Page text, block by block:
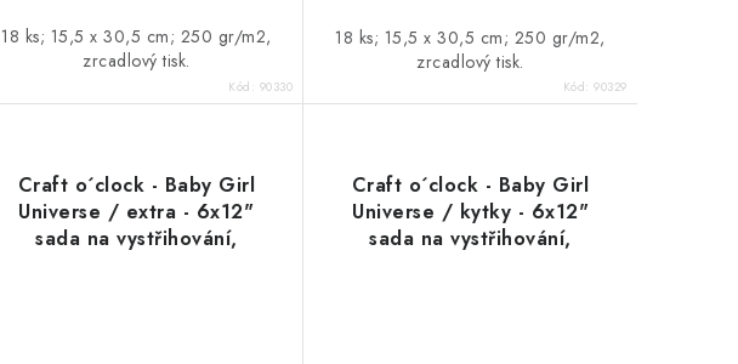
18 ks; 15,5 x 30,5 cm; 250 gr/m2,
zrcadlový tisk.
Kód: 90330
18 ks; 15,5 x 30,5 cm; 250 gr/m2,
zrcadlový tisk.
Kód:90329
Craft o´clock - Baby Girl
Universe / extra - 6x12"
sada na vystřihování,
Craft o´clock - Baby Girl
Universe / kytky - 6x12"
sada na vystřihování,